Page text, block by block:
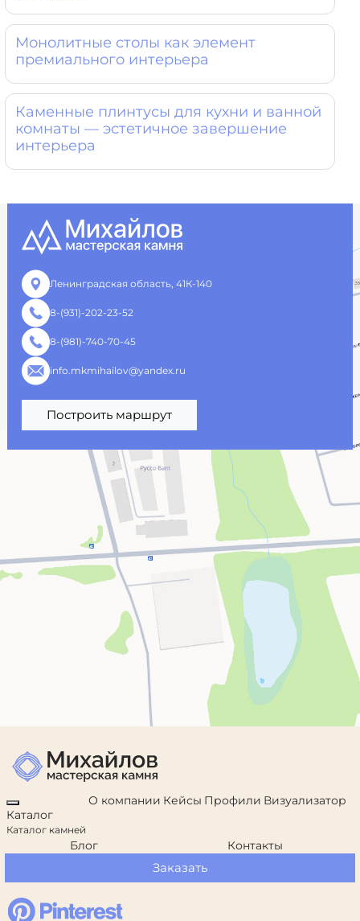
Монолитные столы как элемент
премиального интерьера
Каменные плинтусы для кухни и ванной
комнаты — эстетичное завершение
интерьера
Ленинградская область, 41К-140
8-(931)-202-23-52
8-(981)-740-70-45
info.mkmihailov@yandex.ru
Построить маршрут
Каталог
Каталог камней
О компании Кейсы Профили Визуализатор
Блог Контакты
Заказать